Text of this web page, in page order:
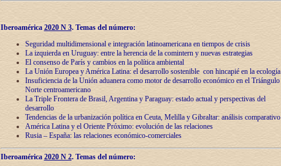
Iberoamérica 2020 N 3.Temas del número:
Seguridad multidimensional e integración latinoamericana en tiempos de crisis
La izquierda en Uruguay: entre la herencia de lа comintern y nuevas estrategias
El consenso de París y cambios en la política ambiental
La Unión Europea y América Latina: el desarrollo sostenible con hincapié en la ecología
Insuficiencia de la Unión aduanera como motor de desarrollo económico en el Triángulo
Norte centroamericano
La Triple Frontera de Brasil, Argentina y Paraguay: estado actual y perspectivas del
desarrollo
Tendencias de la urbanización política en Ceuta, Melilla y Gibraltar: análisis comparativo
América Latina y el Oriente Próximo: evolución de las relaciones
Rusia – España: las relaciones económico-comerciales
Iberoamérica 2020 N 2.Temas del número: